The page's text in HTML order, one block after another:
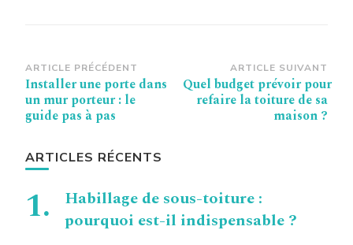
Navigation
d’article
ARTICLE PRÉCÉDENT
Installer une porte dans
un mur porteur : le
guide pas à pas
ARTICLE SUIVANT
Quel budget prévoir pour
refaire la toiture de sa
maison ?
ARTICLES RÉCENTS
Habillage de sous-toiture :
pourquoi est-il indispensable ?